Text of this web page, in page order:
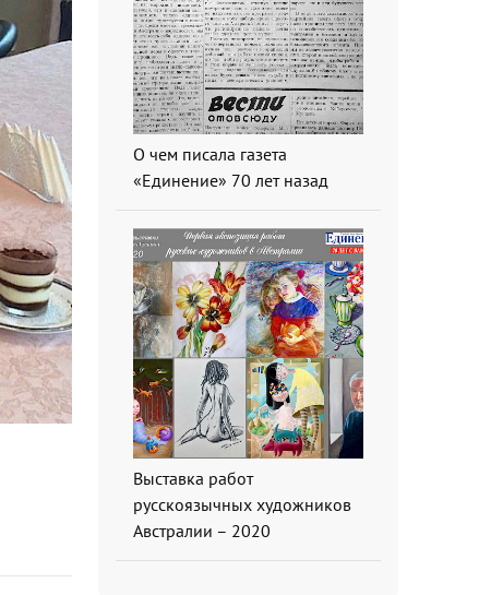
О чем писала газета
«Единение» 70 лет назад
Выставка работ
русскоязычных художников
Австралии – 2020